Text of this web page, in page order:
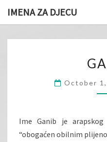
IMENA ZA DJECU
October 1,
Ime Ganib je
“obogaćen obilnim